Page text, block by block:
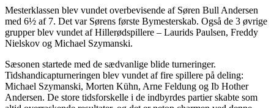
Mesterklassen blev vundet overbevisende af Søren Bull Andersen
med 6½ af 7. Det var Sørens første Bymesterskab. Også de 3 øvrige
grupper blev vundet af Hillerødspillere – Laurids Paulsen, Freddy
Nielskov og Michael Szymanski.
Sæsonen startede med de sædvanlige blide turneringer.
Tidshandicapturneringen blev vundet af fire spillere på deling:
Michael Szymanski, Morten Kühn, Arne Feldung og Ib Hother
Andersen. De store tidsforskelle i de indbyrdes partier skabte som